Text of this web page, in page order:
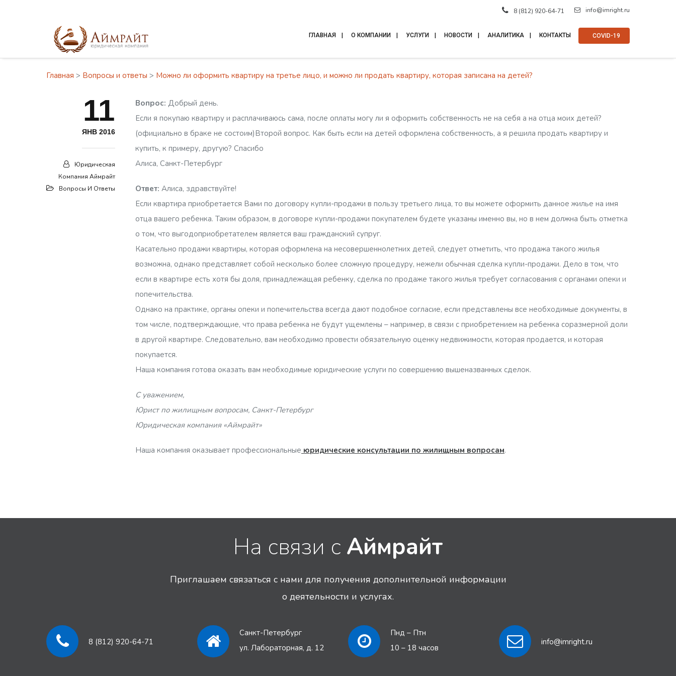
info@imright.ru
8 (812) 920-64-71
ГЛАВНАЯ О КОМПАНИИ УСЛУГИ НОВОСТИ АНАЛИТИКА КОНТАКТЫ ⠀COVID-19
Главная > Вопросы и ответы > Можно ли оформить квартиру на третье лицо, и можно ли продать квартиру, которая записана на детей?
11
ЯНВ 2016
Юридическая
Компания Аймрайт
Вопросы И Ответы
Вопрос: Добрый день.
Если я покупаю квартиру и расплачиваюсь сама, после оплаты могу ли я оформить собственность не на себя а на отца моих детей?
(официально в браке не состоим)Второй вопрос. Как быть если на детей оформлена собственность, а я решила продать квартиру и
купить, к примеру, другую? Спасибо
Алиса, Санкт-Петербург
Ответ: Алиса, здравствуйте!
Если квартира приобретается Вами по договору купли-продажи в пользу третьего лица, то вы можете оформить данное жилье на имя
отца вашего ребенка. Таким образом, в договоре купли-продажи покупателем будете указаны именно вы, но в нем должна быть отметка
о том, что выгодоприобретателем является ваш гражданский супруг.
Касательно продажи квартиры, которая оформлена на несовершеннолетних детей, следует отметить, что продажа такого жилья
возможна, однако представляет собой несколько более сложную процедуру, нежели обычная сделка купли-продажи. Дело в том, что
если в квартире есть хотя бы доля, принадлежащая ребенку, сделка по продаже такого жилья требует согласования с органами опеки и
попечительства.
Однако на практике, органы опеки и попечительства всегда дают подобное согласие, если представлены все необходимые документы, в
том числе, подтверждающие, что права ребенка не будут ущемлены – например, в связи с приобретением на ребенка соразмерной доли
в другой квартире. Следовательно, вам необходимо провести обязательную оценку недвижимости, которая продается, и которая
покупается.
Наша компания готова оказать вам необходимые юридические услуги по совершению вышеназванных сделок.
С уважением,
Юрист по жилищным вопросам, Санкт-Петербург
Юридическая компания «Аймрайт»
Наша компания оказывает профессиональные юридические консультации по жилищным вопросам.
На связи с Аймрайт
Приглашаем связаться с нами для получения дополнительной информации
о деятельности и услугах.
8 (812) 920-64-71
Санкт-Петербург
ул. Лабораторная, д. 12
Пнд – Птн
10 – 18 часов
info@imright.ru